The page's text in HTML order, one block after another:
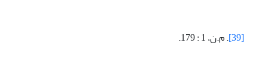
[39] . م.ن، 1 : 179.